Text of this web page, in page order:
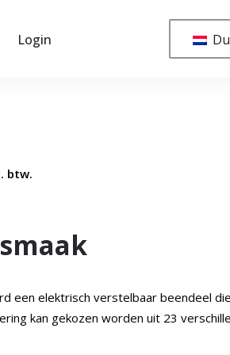
Login
btw.
een elektrisch verstelbaar beendeel
kan gekozen worden uit 23